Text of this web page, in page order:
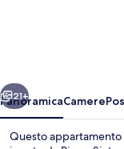
Athens
Orangetrees
Avanti
21+
PanoramicaCamere
Questo appartamento